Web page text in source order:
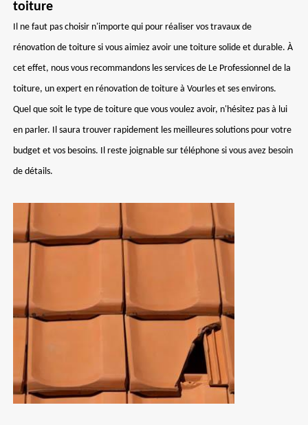
toiture
Il ne faut pas choisir n'importe qui pour réaliser vos travaux de
rénovation de toiture si vous aimiez avoir une toiture solide et durable. À
cet effet, nous vous recommandons les services de Le Professionnel de la
toiture, un expert en rénovation de toiture à Vourles et ses environs.
Quel que soit le type de toiture que vous voulez avoir, n'hésitez pas à lui
en parler. Il saura trouver rapidement les meilleures solutions pour votre
budget et vos besoins. Il reste joignable sur téléphone si vous avez besoin
de détails.